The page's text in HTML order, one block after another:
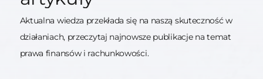
Aktualna wiedza przekłada się na naszą skuteczność w
działaniach, przeczytaj najnowsze publikacje na temat
prawa finansów i rachunkowości.